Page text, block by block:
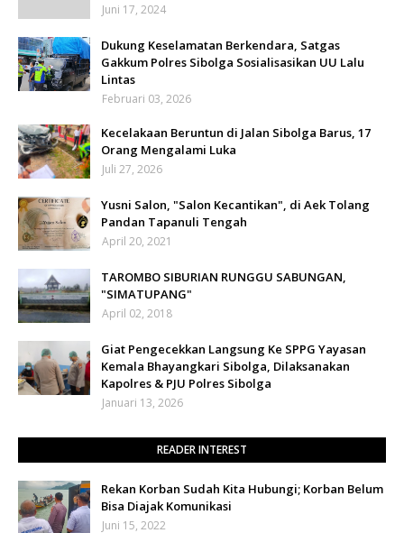
Juni 17, 2024
Dukung Keselamatan Berkendara, Satgas
Gakkum Polres Sibolga Sosialisasikan UU Lalu
Lintas
Februari 03, 2026
Kecelakaan Beruntun di Jalan Sibolga Barus, 17
Orang Mengalami Luka
Juli 27, 2026
Yusni Salon, "Salon Kecantikan", di Aek Tolang
Pandan Tapanuli Tengah
April 20, 2021
TAROMBO SIBURIAN RUNGGU SABUNGAN,
"SIMATUPANG"
April 02, 2018
Giat Pengecekkan Langsung Ke SPPG Yayasan
Kemala Bhayangkari Sibolga, Dilaksanakan
Kapolres & PJU Polres Sibolga
Januari 13, 2026
READER INTEREST
Rekan Korban Sudah Kita Hubungi; Korban Belum
Bisa Diajak Komunikasi
Juni 15, 2022